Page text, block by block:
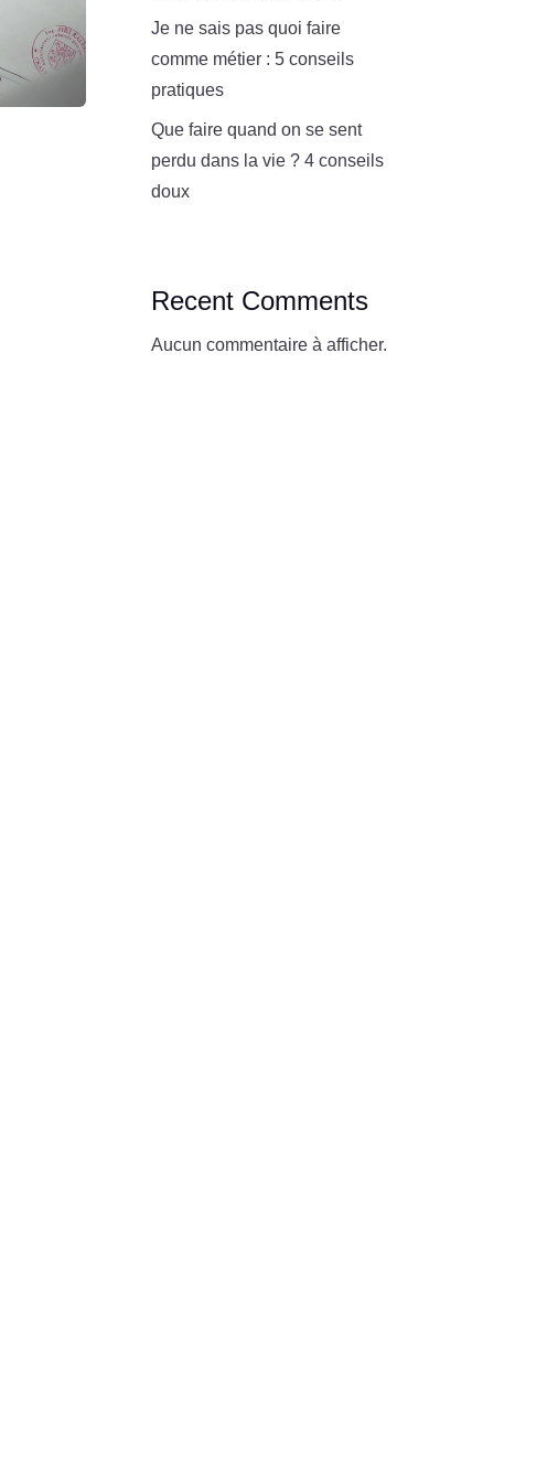
Je ne sais pas quoi faire
comme métier : 5 conseils
pratiques
Que faire quand on se sent
perdu dans la vie ? 4 conseils
doux
Recent Comments
Aucun commentaire à afficher.